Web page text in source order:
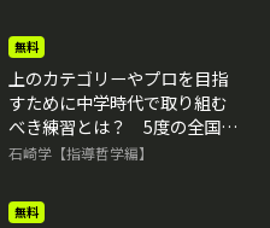
無料
上のカテゴリーやプロを目指
すために中学時代で取り組む
べき練習とは？ 5度の全国V
中学チームの基礎練習
石崎学【指導哲学編】
無料